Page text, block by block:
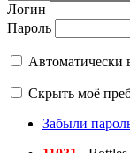
Логин
Пароль
Автоматически
Скрыть моё
Забыли